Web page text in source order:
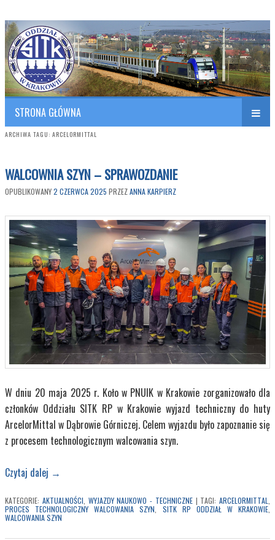
SITK RP Oddział w KRAKOWIE
Polish Association of Engineers & Technicians of Transportation
STRONA GŁÓWNA
ARCHIWA TAGU: ARCELORMITTAL
WALCOWNIA SZYN – SPRAWOZDANIE
OPUBLIKOWANY2 CZERWCA 2025 PRZEZANNA KARPIERZ
W dniu 20 maja 2025 r. Koło w PNUIK w Krakowie zorganizowało dla
członków Oddziału SITK RP w Krakowie wyjazd techniczny do huty
ArcelorMittal w Dąbrowie Górniczej. Celem wyjazdu było zapoznanie się
z procesem technologicznym walcowania szyn.
Czytaj dalej →
KATEGORIE: AKTUALNOŚCI, WYJAZDY NAUKOWO - TECHNICZNE | TAGI: ARCELORMITTAL,
PROCES TECHNOLOGICZNY WALCOWANIA SZYN, SITK RP ODDZIAŁ W KRAKOWIE,
WALCOWANIA SZYN